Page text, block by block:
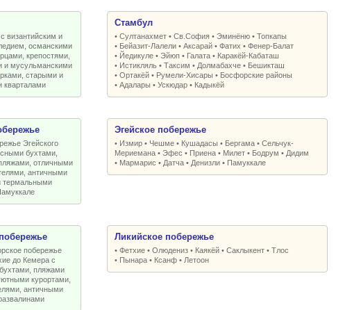
византийским и
османскими
крепостями,
и мусульманскими
старыми и
кварталами
Стамбул
• Султанахмет• Св.София• Эминёню• Топкапы
• Бейазит-Лалели• Аксарай• Фатих • Фенер-Балат
• Йедикуле• Эйюп• Галата• Каракёй-Кабаташ
• Истикляль• Таксим • Долмабахче• Бешикташ
• Ортакёй• Румели-Xисары • Босфорские районы
• Адалары • Ускюдар• Кадыкёй
Эгейского
бухтами,
отличными
античными
термальными
Эгейское побережье
• Измир• Чешме• Кушадасы • Бергама• Сельчук-
Мериемана• Эфес • Приена• Милет• Бодрум • Дидим
• Мармарис • Датча• Денизли• Памуккале
побережье
до Кемера с
пляжами
курортами,
античными
Ликийское побережье
• Фетхие• Олюдениз• Каякёй• Саклыкент• Тлос
• Пынара• Ксанф• Летоон